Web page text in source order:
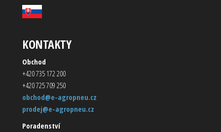
KONTAKTY
Obchod
+420 735 172 200
+420 725 709 250
obchod@e-agropneu.cz
prodej@e-agropneu.cz
Poradenství